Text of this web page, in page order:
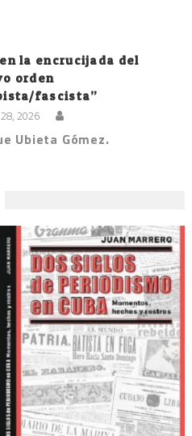
la encrucijada del
orden
fascista”
2026
Ubieta Gómez.